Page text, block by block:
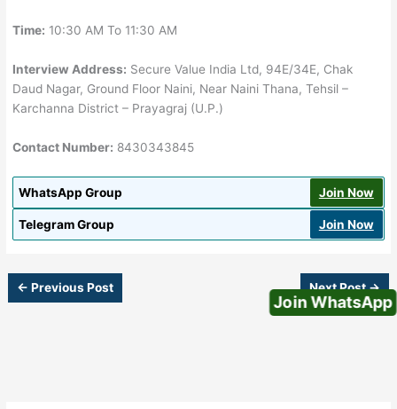
Time: 10:30 AM To 11:30 AM
Interview Address: Secure Value India Ltd, 94E/34E, Chak
Daud Nagar, Ground Floor Naini, Near Naini Thana, Tehsil –
Karchanna District – Prayagraj (U.P.)
Contact Number: 8430343845
WhatsApp Group Join Now
Telegram Group Join Now
← Previous Post Next Post→
Join WhatsApp